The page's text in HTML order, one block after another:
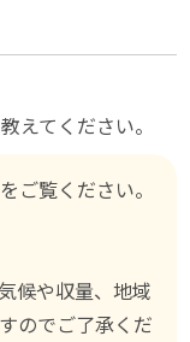
えてください。
ご覧ください。
候や収量、地域
のでご了承くだ